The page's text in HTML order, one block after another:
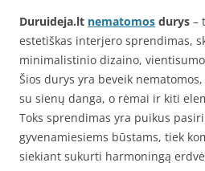
Duruideja.lt nematomos durys –
estetiškas interjero sprendimas,
minimalistinio dizaino,
Šios durys yra beveik
su sienų danga, o rėmai ir kiti
Toks sprendimas yra puikus
gyvenamiesiems būstams, tiek
siekiant sukurti harmoningą